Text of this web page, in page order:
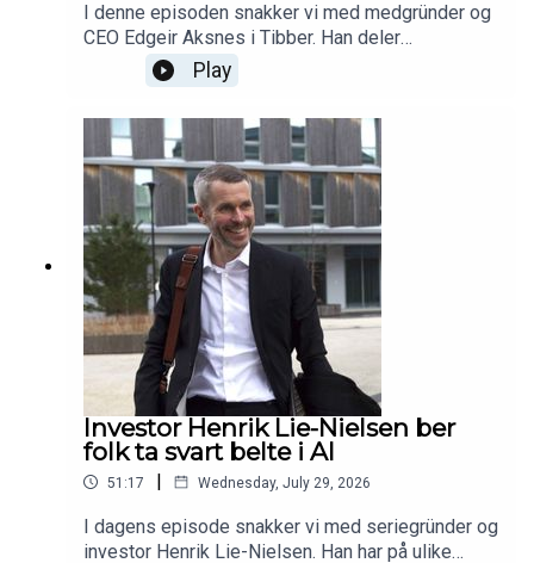
I denne episoden snakker vi med medgründer og
CEO Edgeir Aksnes i Tibber. Han deler
erfaringene fra 10 år i Tibber - og forteller blant
annet sine tips om hvordan er det er lurt å jobbe
med og tenke rundt investorer. Programleder:
Kristine Askvik, journalist i Shifter. 🔔 Husk å: –
Kjøpe abonnement på Shifter.no for å støtte
uavhengig journalistikk om tech og innovasjon –
Melde deg på vårt nyhetsbrev og hold deg
oppdatert på det viktigste innen startup- og
teknologiverdenen
Play
Investor Henrik Lie-Nielsen ber
folk ta svart belte i AI
51:17 | Wednesday, July 29, 2026
I dagens episode snakker vi med seriegründer og
investor Henrik Lie-Nielsen. Han har på ulike